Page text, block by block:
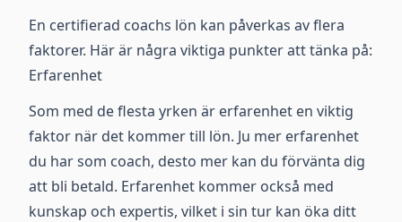
En certifierad coachs lön kan påverkas av flera
faktorer. Här är några viktiga punkter att tänka på:
Erfarenhet
Som med de flesta yrken är erfarenhet en viktig
faktor när det kommer till lön. Ju mer erfarenhet
du har som coach, desto mer kan du förvänta dig
att bli betald. Erfarenhet kommer också med
kunskap och expertis, vilket i sin tur kan öka ditt